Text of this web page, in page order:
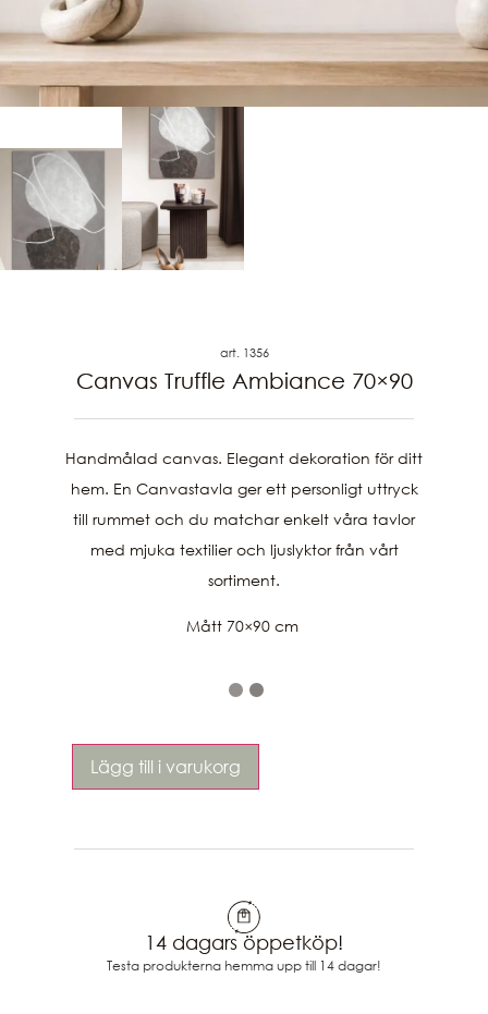
art. 1356
Canvas Truffle Ambiance 70×90
Handmålad canvas. Elegant dekoration för ditt
hem. En Canvastavla ger ett personligt uttryck
till rummet och du matchar enkelt våra tavlor
med mjuka textilier och ljuslyktor från vårt
sortiment.
Mått 70×90 cm
Lägg till i varukorg
14 dagars öppetköp!
Testa produkterna hemma upp till 14 dagar!